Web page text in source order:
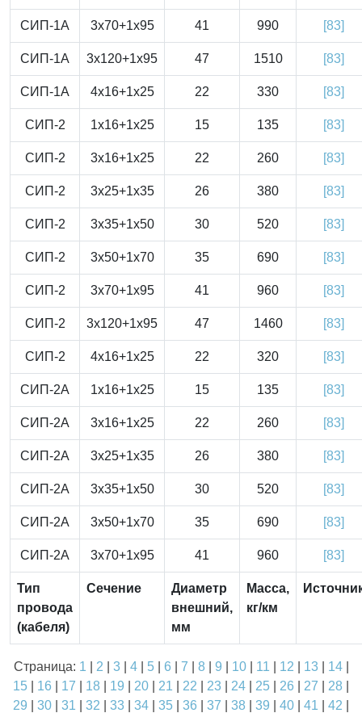
СИП-1А 3x70+1x95 41 990 [83]
СИП-1А 3x120+1x95 47 1510 [83]
СИП-1А 4x16+1x25 22 330 [83]
СИП-2 1x16+1x25 15 135 [83]
СИП-2 3x16+1x25 22 260 [83]
СИП-2 3x25+1x35 26 380 [83]
СИП-2 3x35+1x50 30 520 [83]
СИП-2 3x50+1x70 35 690 [83]
СИП-2 3x70+1x95 41 960 [83]
СИП-2 3x120+1x95 47 1460 [83]
СИП-2 4x16+1x25 22 320 [83]
СИП-2А 1x16+1x25 15 135 [83]
СИП-2А 3x16+1x25 22 260 [83]
СИП-2А 3x25+1x35 26 380 [83]
СИП-2А 3x35+1x50 30 520 [83]
СИП-2А 3x50+1x70 35 690 [83]
СИП-2А 3x70+1x95 41 960 [83]
Тип
провода
(кабеля)
Сечение
Диаметр
внешний,
мм
Масса,
кг/км
Страница: 1 2 3| 4| 5| 6 7 8| 9 10| 11 12 13| 14|
15
16 17 18 19 20 21 22 23 24 25 26 27 28
29
30 31 32 33 34 35 36 37 38 39 40 41 42